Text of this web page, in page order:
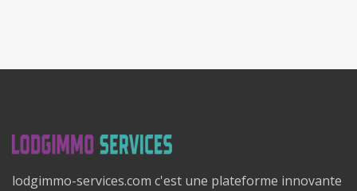
lodgimmo-services.com c'est une plateforme innovante